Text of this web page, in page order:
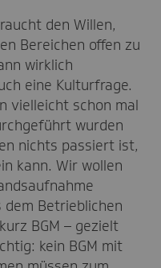
den Willen,
Bereichen offen zu
wirklich
eine Kulturfrage.
vielleicht schon mal
wurden
nichts passiert ist,
kann. Wir wollen
dem Betrieblichen
BGM – gezielt
kein BGM mit